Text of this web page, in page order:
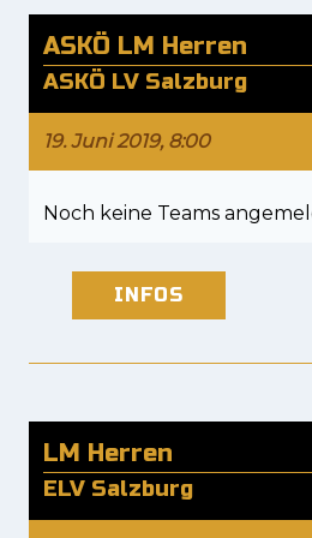
ASKÖ LM Herren
ASKÖ LV Salzburg
19. Juni 2019, 8:00
Noch keine Teams
INFOS
LM Herren
ELV Salzburg